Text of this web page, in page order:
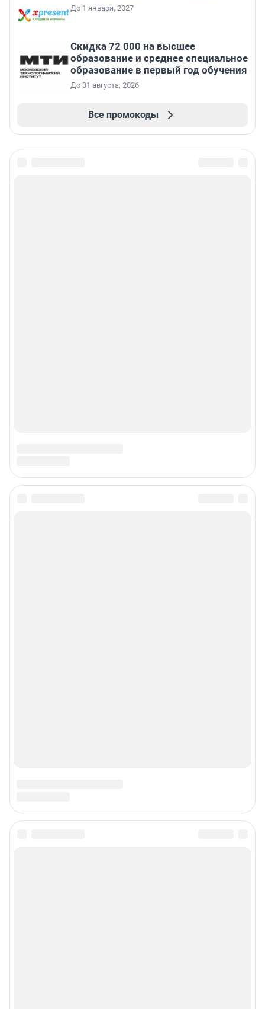
До 1 января, 2027
Скидка 72 000 на высшее
образование и среднее специальное
образование в первый год обучения
До 31 августа, 2026
Все промокоды